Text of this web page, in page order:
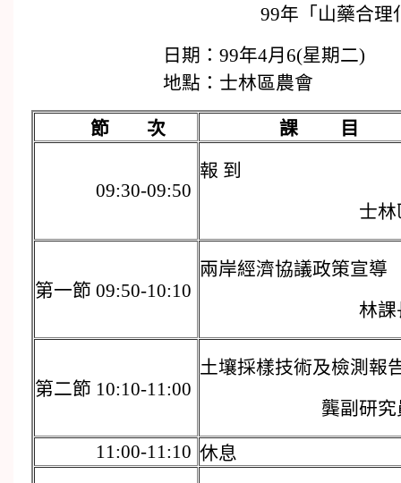
99年「山藥合理
日期：99年4月6(星期二)
地點：士林區農會
節 次 課 目
09:30-09:50
報 到
士
第一節 09:50-10:10
兩岸經濟協議政策宣導
林課
第二節 10:10-11:00
土壤採樣技術及檢測報
龔副研
11:00-11:10 休息